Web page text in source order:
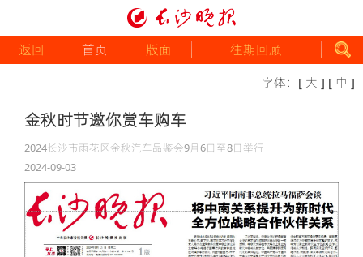
返回 首页 版面 往期回顾
字体： [ 大 ] [ 中 ]
金秋时节邀你赏车购车
2024长沙市雨花区金秋汽车品鉴会9月6日至8日举行
2024-09-03